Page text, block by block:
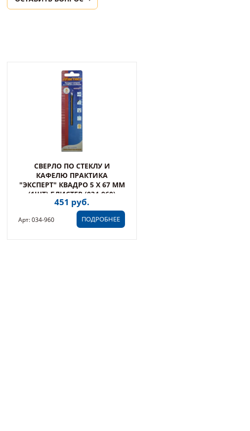
СВЕРЛО ПО СТЕКЛУ И
КАФЕЛЮ ПРАКТИКА
"ЭКСПЕРТ" КВАДРО 5 Х 67 ММ
(1ШТ) БЛИСТЕР (034-960)
451 руб.
ПОДРОБНЕЕ
Арт: 034-960